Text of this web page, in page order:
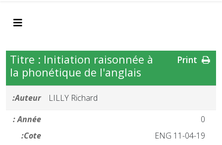
Titre : Initiation raisonnée à
la phonétique de l'anglais
Auteur:
LILLY Richard
Année :
0
Cote:
ENG 11-04-19